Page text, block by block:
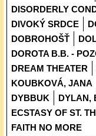
DISORDERLY
DIVOKÝ SRDCE
DOBROHOŠŤ
DOROTA B.B. -
DREAM THEATER
KOUBKOVÁ, JANA
DYBBUK
DYLAN,
ECSTASY OF ST.
FAITH NO MORE